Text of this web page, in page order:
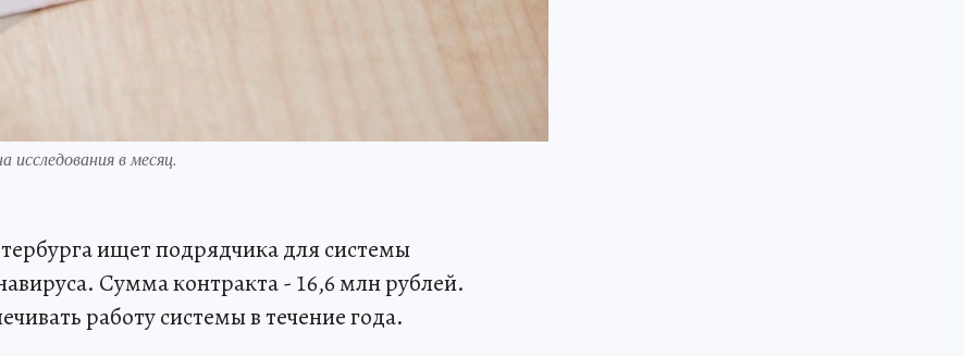
в месяц.
ищет подрядчика для системы
Сумма контракта - 16,6 млн рублей.
работу системы в течение года.